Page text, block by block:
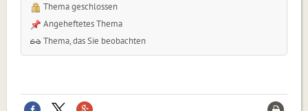
Thema geschlossen
Angeheftetes Thema
Thema, das Sie beobachten